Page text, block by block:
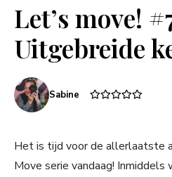
Let’s move!
Uitgebreide
Sabine
Het is tijd voor de allerlaatste
Move serie vandaag! Inmiddels